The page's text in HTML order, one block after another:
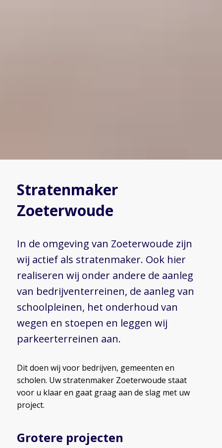
Stratenmaker
Zoeterwoude
In de omgeving van Zoeterwoude zijn
wij actief als stratenmaker. Ook hier
realiseren wij onder andere de aanleg
van bedrijventerreinen, de aanleg van
schoolpleinen, het onderhoud van
wegen en stoepen en leggen wij
parkeerterreinen aan.
Dit doen wij voor bedrijven, gemeenten en
scholen. Uw stratenmaker Zoeterwoude staat
voor u klaar en gaat graag aan de slag met uw
project.
Grotere projecten